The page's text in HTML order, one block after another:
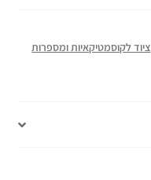
ציוד לקוסמטיקאיות ומספרות